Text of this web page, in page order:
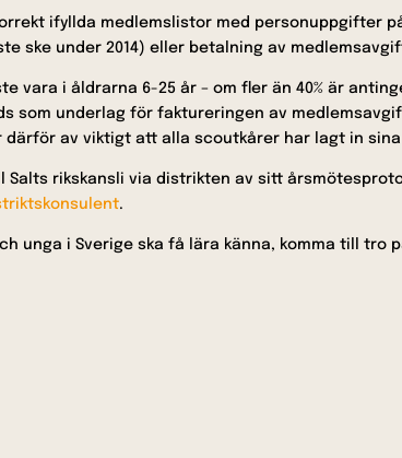
ifyllda medlemslistor med personuppgifter
ske under 2014) eller betalning av
vara i åldrarna 6-25 år – om fler än 40% är
som underlag för faktureringen av
av viktigt att alla scoutkårer har lagt in sina
Salts rikskansli via distrikten av sitt
.
unga i Sverige ska få lära känna, komma till tro